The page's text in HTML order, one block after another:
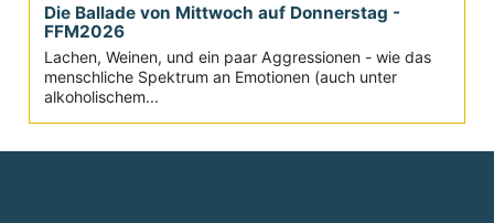
Die Ballade von Mittwoch auf Donnerstag -
FFM2026
Lachen, Weinen, und ein paar Aggressionen - wie das
menschliche Spektrum an Emotionen (auch unter
alkoholischem...